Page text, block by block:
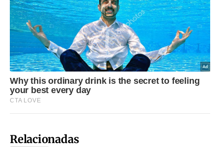
Relacionadas